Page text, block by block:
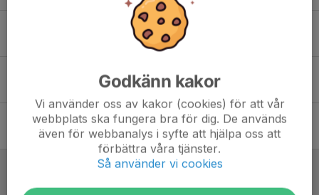
Ny träningstid på måndagar
Nya träningstider
31 mar 2025
Träningstider jan-mars 2025
4 jan 2025
Träningstider nov-dec 2024
Godkänn kakor
Vi använder oss av kakor (cookies) för att vår
webbplats ska fungera bra för dig. De används
även för webbanalys i syfte att hjälpa oss att
förbättra våra tjänster.
Så använder vi cookies